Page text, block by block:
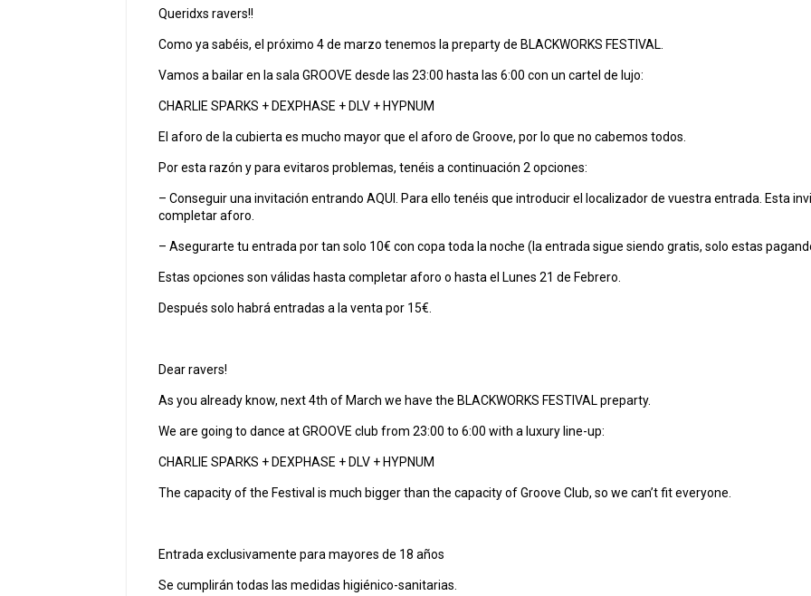
Queridxs ravers!!
Como ya sabéis, el próximo 4 de marzo tenemos la preparty de BLACKWORKS FESTIVAL.
Vamos a bailar en la sala GROOVE desde las 23:00 hasta las 6:00 con un cartel de lujo:
CHARLIE SPARKS + DEXPHASE + DLV + HYPNUM
El aforo de la cubierta es mucho mayor que el aforo de Groove, por lo que no cabemos todos.
Por esta razón y para evitaros problemas, tenéis a continuación 2 opciones:
– Conseguir una invitación entrando AQUI. Para ello tenéis que introducir el localizador de vuestra entrada. Esta
completar aforo.
– Asegurarte tu entrada por tan solo 10€ con copa toda la noche (la entrada sigue siendo gratis, solo estas
Estas opciones son válidas hasta completar aforo o hasta el Lunes 21 de Febrero.
Después solo habrá entradas a la venta por 15€.
Dear ravers!
As you already know, next 4th of March we have the BLACKWORKS FESTIVAL preparty.
We are going to dance at GROOVE club from 23:00 to 6:00 with a luxury line-up:
CHARLIE SPARKS + DEXPHASE + DLV + HYPNUM
The capacity of the Festival is much bigger than the capacity of Groove Club, so we can’t fit everyone.
Entrada exclusivamente para mayores de 18 años
Se cumplirán todas las medidas higiénico-sanitarias.